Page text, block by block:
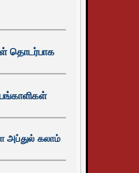
தொடர்பாக
அப்துல் கலாம்